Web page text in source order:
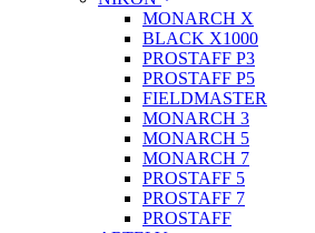
MONARCH X
BLACK X1000
PROSTAFF P3
PROSTAFF P5
FIELDMASTER
MONARCH 3
MONARCH 5
MONARCH 7
PROSTAFF 5
PROSTAFF 7
PROSTAFF